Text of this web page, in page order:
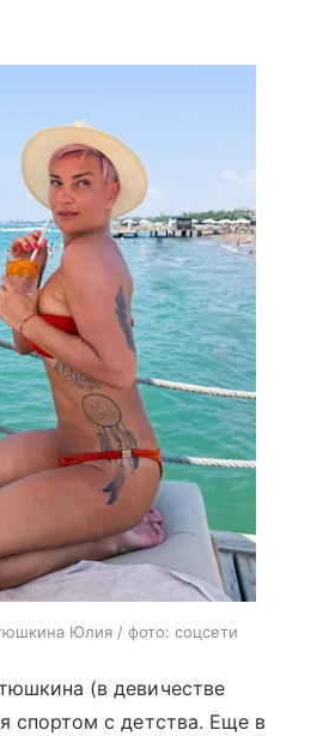
Юлия / фото: соцсети
(в девичестве
спортом с детства. Еще в